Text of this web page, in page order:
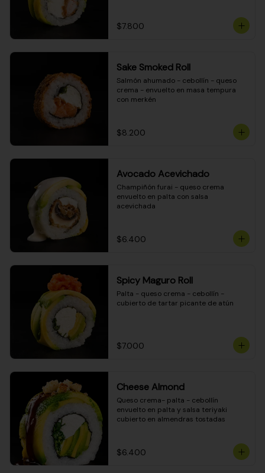
$7.800
Sake Smoked Roll
Salmón ahumado - cebollín - queso
crema - envuelto en masa tempura
con merkén
$8.200
Avocado Acevichado
Champiñón furai - queso crema
envuelto en palta con salsa
acevichada
$6.400
Spicy Maguro Roll
Palta - queso crema - cebollín -
cubierto de tartar picante de atún
$7.000
Cheese Almond
Queso crema- palta - cebollín
envuelto en palta y salsa teriyaki
cubierto en almendras tostadas
$6.400